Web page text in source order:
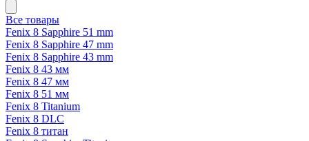
Все товары
Fenix 8 Sapphire 51 mm
Fenix 8 Sapphire 47 mm
Fenix 8 Sapphire 43 mm
Fenix 8 43 мм
Fenix 8 47 мм
Fenix 8 51 мм
Fenix 8 Titanium
Fenix 8 DLC
Fenix 8 титан